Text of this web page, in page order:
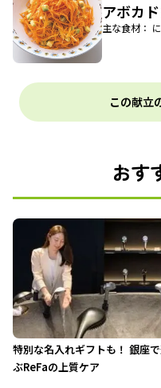
アボカ
主な食材：
この献立
おす
特別な名入れギフトも！ 銀座
ぶReFaの上質ケア